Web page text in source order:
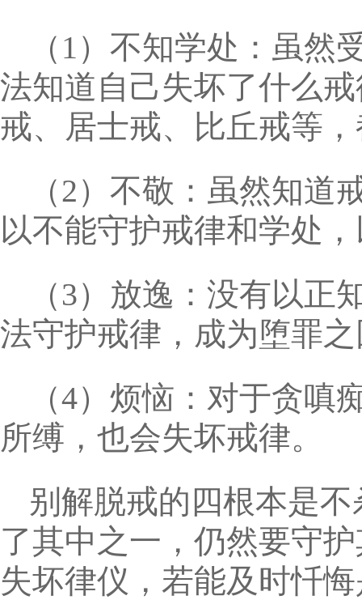
（1）不知学处：虽
法知道自己失坏了什么
戒、居士戒、比丘戒等
（2）不敬：虽然知
以不能守护戒律和学处
（3）放逸：没有以
法守护戒律，成为堕罪
（4）烦恼：对于贪
所缚，也会失坏戒律。
别解脱戒的四根本是
了其中之一，仍然要守
失坏律仪，若能及时忏